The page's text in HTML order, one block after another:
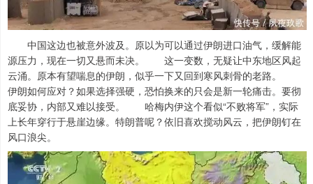
中国这边也被意外波及。原以为可以通过伊朗进口油气，缓解能
源压力，现在一切又悬而未决。 这一变数，无疑让中东地区风起
云涌。原本有望喘息的伊朗，似乎一下又回到寒风刺骨的老路。
伊朗如何应对？如果选择强硬，恐怕换来的只会是新一轮痛击。要彻
底妥协，内部又难以接受。 哈梅内伊这个看似“不败将军”，实际
上长年穿行于悬崖边缘。特朗普呢？依旧喜欢搅动风云，把伊朗钉在
风口浪尖。